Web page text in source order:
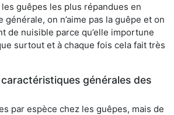
guêpes les plus répandues en
générale, on n’aime pas la guêpe et on
de nuisible parce qu’elle importune
surtout et à chaque fois cela fait très
générales des
par espèce chez les guêpes, mais de